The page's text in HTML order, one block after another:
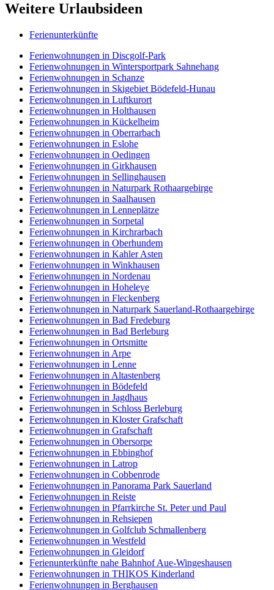
Weitere Urlaubsideen
Ferienunterkünfte
Ferienwohnungen in Discgolf-Park
Ferienwohnungen in Wintersportpark Sahnehang
Ferienwohnungen in Schanze
Ferienwohnungen in Skigebiet Bödefeld-Hunau
Ferienwohnungen in Luftkurort
Ferienwohnungen in Holthausen
Ferienwohnungen in Kückelheim
Ferienwohnungen in Oberrarbach
Ferienwohnungen in Eslohe
Ferienwohnungen in Oedingen
Ferienwohnungen in Girkhausen
Ferienwohnungen in Sellinghausen
Ferienwohnungen in Naturpark Rothaargebirge
Ferienwohnungen in Saalhausen
Ferienwohnungen in Lenneplätze
Ferienwohnungen in Sorpetal
Ferienwohnungen in Kirchrarbach
Ferienwohnungen in Oberhundem
Ferienwohnungen in Kahler Asten
Ferienwohnungen in Winkhausen
Ferienwohnungen in Nordenau
Ferienwohnungen in Hoheleye
Ferienwohnungen in Fleckenberg
Ferienwohnungen in Naturpark Sauerland-Rothaargebirge
Ferienwohnungen in Bad Fredeburg
Ferienwohnungen in Bad Berleburg
Ferienwohnungen in Ortsmitte
Ferienwohnungen in Arpe
Ferienwohnungen in Lenne
Ferienwohnungen in Altastenberg
Ferienwohnungen in Bödefeld
Ferienwohnungen in Jagdhaus
Ferienwohnungen in Schloss Berleburg
Ferienwohnungen in Kloster Grafschaft
Ferienwohnungen in Grafschaft
Ferienwohnungen in Obersorpe
Ferienwohnungen in Ebbinghof
Ferienwohnungen in Latrop
Ferienwohnungen in Cobbenrode
Ferienwohnungen in Panorama Park Sauerland
Ferienwohnungen in Reiste
Ferienwohnungen in Pfarrkirche St. Peter und Paul
Ferienwohnungen in Rehsiepen
Ferienwohnungen in Golfclub Schmallenberg
Ferienwohnungen in Westfeld
Ferienwohnungen in Gleidorf
Ferienunterkünfte nahe Bahnhof Aue-Wingeshausen
Ferienwohnungen in THIKOS Kinderland
Ferienwohnungen in Berghausen